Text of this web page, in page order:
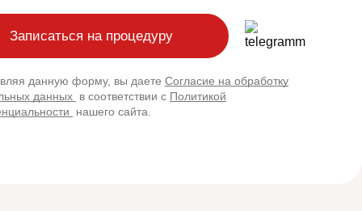
данную форму, вы даете Согласие на обработку
данных в соответствии с Политикой
нашего сайта.